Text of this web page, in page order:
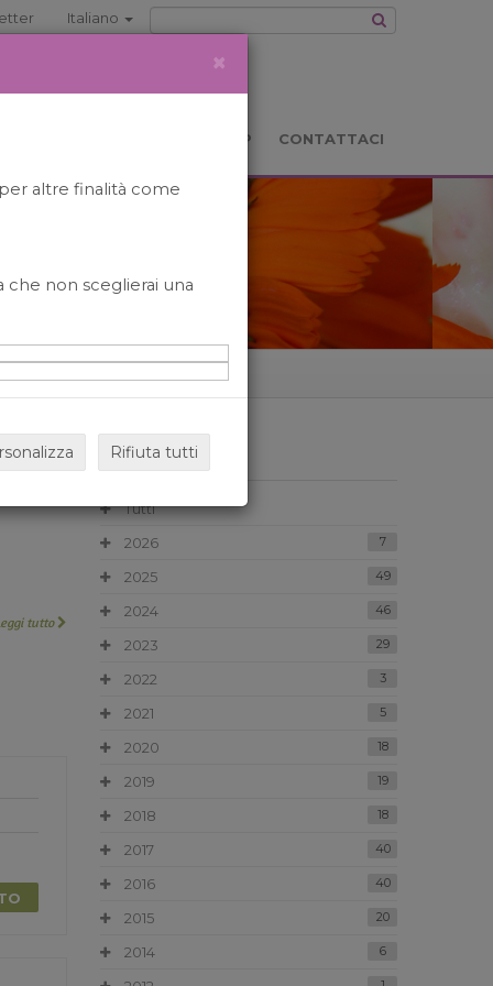
Italiano
BOOKSHOP CONTATTACI
tutto
ARCHIVIO
Tutti
2026
7
2025 49
2024 46
2023 29
2022 3
2021 5
2020 18
2019 19
2018 18
2017 40
2016 40
2015 20
2014 6
×
altre finalità come
che non sceglierai una
Rifiuta tutti